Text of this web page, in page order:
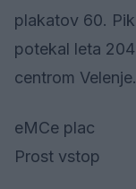
plakatov 60.
potekal leta
centrom Velenje.
eMCe plac
Prost vstop